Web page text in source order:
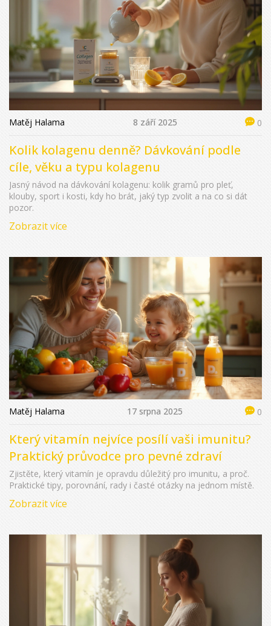
Matěj Halama 8 září 2025 0
Kolik kolagenu denně? Dávkování podle
cíle, věku a typu kolagenu
Jasný návod na dávkování kolagenu: kolik gramů pro pleť,
klouby, sport i kosti, kdy ho brát, jaký typ zvolit a na co si dát
pozor.
Zobrazit více
Matěj Halama 17 srpna 2025 0
Který vitamín nejvíce posílí vaši imunitu?
Praktický průvodce pro pevné zdraví
Zjistěte, který vitamín je opravdu důležitý pro imunitu, a proč.
Praktické tipy, porovnání, rady i časté otázky na jednom místě.
Zobrazit více